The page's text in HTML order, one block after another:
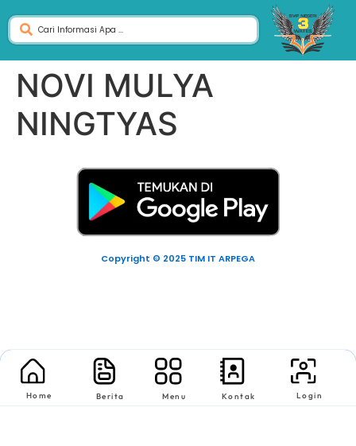
NOVI MULYA
NINGTYAS
Copyright © 2025 TIM IT ARPEGA
Home Berita Menu Kontak Login